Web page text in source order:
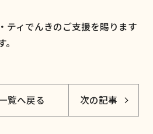
ティでんきのご支援を賜ります
覧へ戻る 次の記事